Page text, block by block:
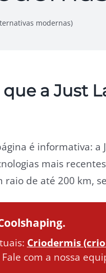
modernas)
a Just
é informativa: a
mais
raio de até 200 km,
Criodermis
Fale com a nossa